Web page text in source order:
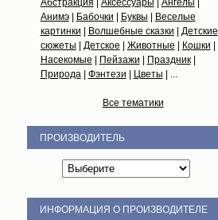
Абстракция Аксессуары Ангелы
Анимэ| Бабочки Буквы
Веселые
картинки
Волшебные сказки
Детские
сюжеты
Детское Животные Кошки
Насекомые
Пейзажи Праздник|
Природа| Фэнтези Цветы | ...
Все тематики
ПРОИЗВОДИТЕЛЬ
ИНФОРМАЦИЯ О ПРОИЗВОДИТЕЛЕ